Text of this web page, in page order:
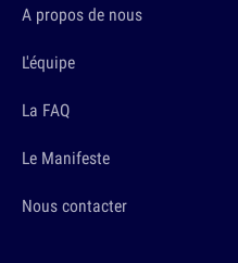
A propos de nous
L'équipe
La FAQ
Le Manifeste
Nous contacter